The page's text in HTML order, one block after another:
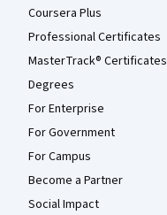
Coursera Plus
Professional Certificates
MasterTrack® Certificates
Degrees
For Enterprise
For Government
For Campus
Become a Partner
Social Impact